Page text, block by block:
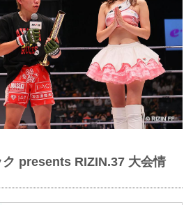
presents RIZIN.37 大会情